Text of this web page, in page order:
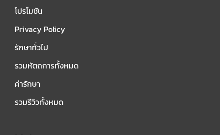
โปรโมชัน
Privacy Policy
รักษาทั่วไป
รวมหัตถการทั้งหมด
ค่ารักษา
รวมรีวิวทั้งหมด